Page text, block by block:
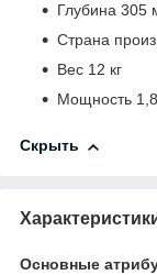
Глубина 305
Страна
Вес 12 кг
Мощность
Скрыть
Основные